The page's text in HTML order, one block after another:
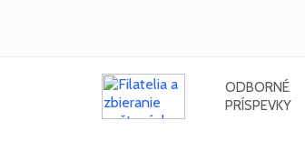
ODBORNÉ
PRÍSPEVKY